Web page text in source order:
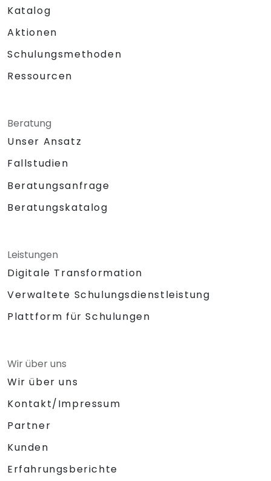
Katalog
Aktionen
Schulungsmethoden
Ressourcen
Beratung
Unser Ansatz
Fallstudien
Beratungsanfrage
Beratungskatalog
Leistungen
Digitale Transformation
Verwaltete Schulungsdienstleistung
Plattform für Schulungen
Wir über uns
Wir über uns
Kontakt/Impressum
Partner
Kunden
Erfahrungsberichte